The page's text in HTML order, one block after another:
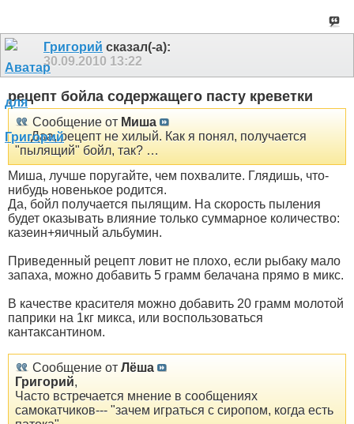
Григорий сказал(-а):
30.09.2010 13:22
рецепт бойла содержащего пасту креветки
Сообщение от Миша
… Даа, рецепт не хилый. Как я понял, получается
"пылящий" бойл, так? …
Миша, лучше поругайте, чем похвалите. Глядишь, что-
нибудь новенькое родится.
Да, бойл получается пылящим. На скорость пыления
будет оказывать влияние только суммарное количество:
казеин+яичный альбумин.
Приведенный рецепт ловит не плохо, если рыбаку мало
запаха, можно добавить 5 грамм белачана прямо в микс.
В качестве красителя можно добавить 20 грамм молотой
паприки на 1кг микса, или воспользоваться
кантаксантином.
Сообщение от Лёша
Григорий,
Часто встречается мнение в сообщениях
самокатчиков--- "зачем играться с сиропом, когда есть